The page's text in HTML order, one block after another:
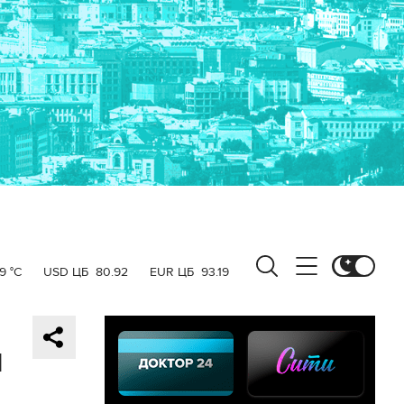
°C USD ЦБ 80.92 EUR ЦБ 93.19